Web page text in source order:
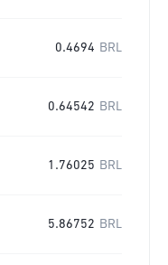
0.4694 BRL
0.64542 BRL
1.76025 BRL
5.86752 BRL